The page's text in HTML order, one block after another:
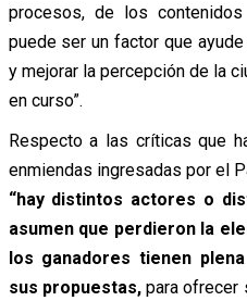
procesos, de los
puede ser un factor que
y mejorar la percepción de la
en curso”.
Respecto a las críticas que
enmiendas ingresadas por el
“hay distintos actores o
asumen que perdieron la
los ganadores tienen
sus propuestas,para ofrecer